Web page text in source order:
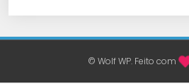
© Wolf WP. Feito com